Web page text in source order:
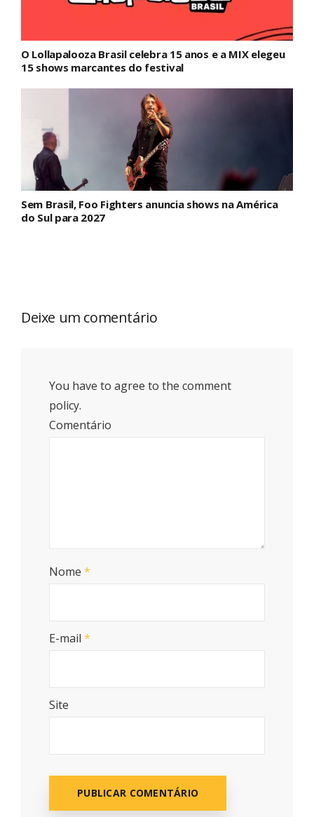
O Lollapalooza Brasil celebra 15 anos e a MIX elegeu
15 shows marcantes do festival
Sem Brasil, Foo Fighters anuncia shows na América
do Sul para 2027
Deixe um comentário
You have to agree to the comment
policy.
Comentário
Nome *
E-mail *
Site